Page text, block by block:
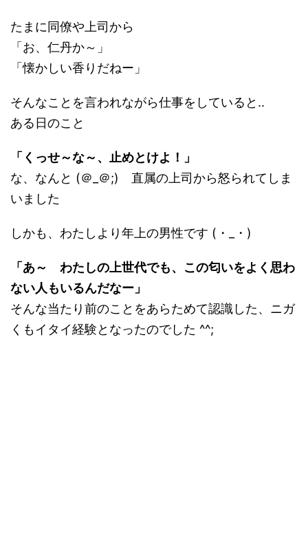
たまに同僚や上司から
「お、仁丹か～」
「懐かしい香りだねー」
そんなことを言われながら仕事をしていると..
ある日のこと
「くっせ～な～、止めとけよ！」
な、なんと (＠_＠;) 直属の上司から怒られてしま
いました
しかも、わたしより年上の男性です (・_・)
「あ～ わたしの上世代でも、この匂いをよく思わ
ない人もいるんだなー」
そんな当たり前のことをあらためて認識した、ニガ
くもイタイ経験となったのでした ^^;